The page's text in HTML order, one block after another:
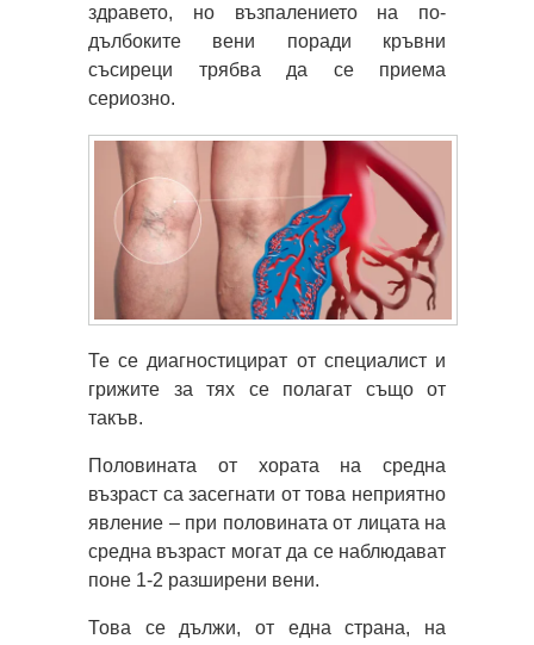
здравето, но възпалението на по-
дълбоките вени поради кръвни
съсиреци трябва да се приема
сериозно.
Те се диагностицират от специалист и
грижите за тях се полагат също от
такъв.
Половината от хората на средна
възраст са засегнати от това неприятно
явление – при половината от лицата на
средна възраст могат да се наблюдават
поне 1-2 разширени вени.
Това се дължи, от една страна, на